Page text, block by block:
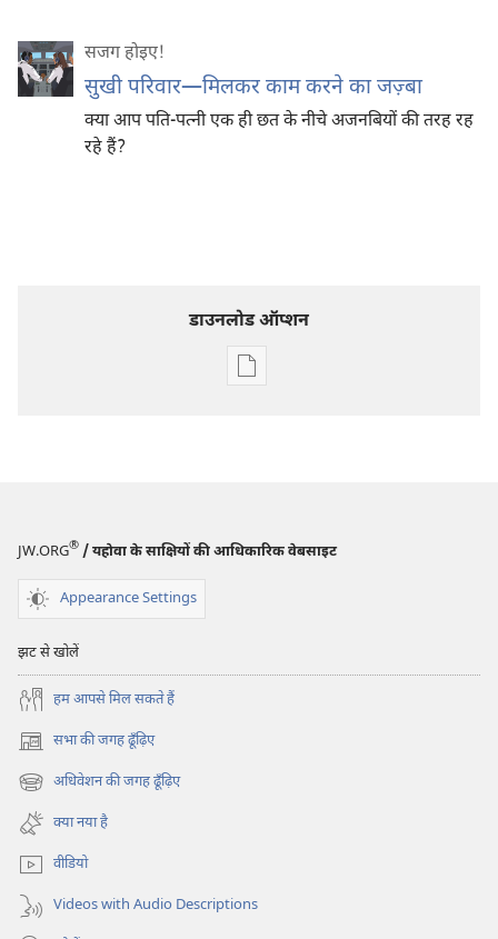
सजग होइए‍!
सुखी परिवार​—मिलकर काम करने का जज़्बा
क्या आप पति-पत्नी एक ही छत के नीचे अजनबियों की तरह रह
रहे हैं?
डाउनलोड ऑप्शन
डिजिटल
JW.ORG® / यहोवा के साक्षियों की आधिकारिक वेबसाइट
Appearance Settings
झट से खोलें
हम आपसे मिल सकते हैं
सभा की जगह ढूँढ़िए
(opens
new
window)
अधिवेशन की जगह ढूँढ़िए
(opens
new
window)
क्या नया है
वीडियो
Videos with Audio Descriptions